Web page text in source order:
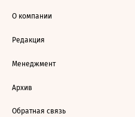
О компании
Редакция
Менеджмент
Архив
Обратная связь